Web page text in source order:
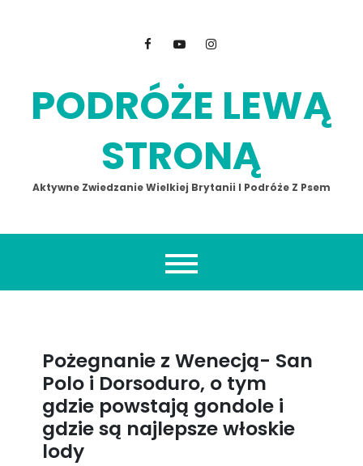
PODRÓŻE LEWĄ
STRONĄ
Aktywne Zwiedzanie Wielkiej Brytanii I Podróże Z Psem
Pożegnanie z Wenecją- San
Polo i Dorsoduro, o tym
gdzie powstają gondole i
gdzie są najlepsze włoskie
lody